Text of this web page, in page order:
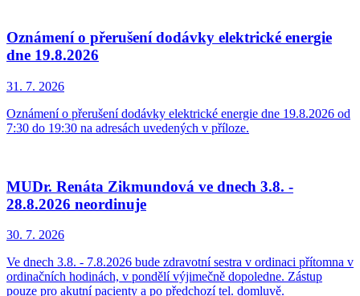
Oznámení o přerušení dodávky elektrické energie
dne 19.8.2026
31. 7. 2026
Oznámení o přerušení dodávky elektrické energie dne 19.8.2026 od
7:30 do 19:30 na adresách uvedených v příloze.
MUDr. Renáta Zikmundová ve dnech 3.8. -
28.8.2026 neordinuje
30. 7. 2026
Ve dnech 3.8. - 7.8.2026 bude zdravotní sestra v ordinaci přítomna v
ordinačních hodinách, v pondělí výjimečně dopoledne. Zástup
pouze pro akutní pacienty a po předchozí tel. domluvě.